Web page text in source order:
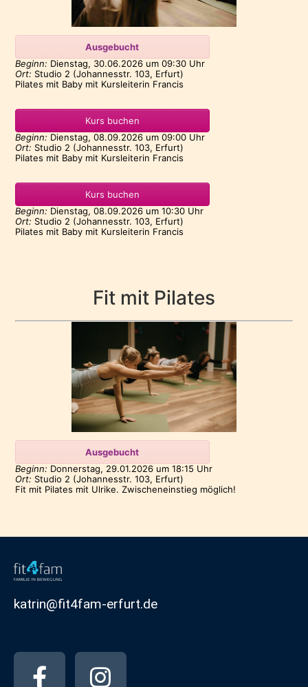
Ausgebucht
Beginn: Dienstag, 30.06.2026 um 09:30 Uhr
Ort: Studio 2 (Johannesstr. 103, Erfurt)
Pilates mit Baby mit Kursleiterin Francis
Kurs buchen
Beginn: Dienstag, 08.09.2026 um 09:00 Uhr
Ort: Studio 2 (Johannesstr. 103, Erfurt)
Pilates mit Baby mit Kursleiterin Francis
Kurs buchen
Beginn: Dienstag, 08.09.2026 um 10:30 Uhr
Ort: Studio 2 (Johannesstr. 103, Erfurt)
Pilates mit Baby mit Kursleiterin Francis
Fit mit Pilates
Ausgebucht
Beginn: Donnerstag, 29.01.2026 um 18:15 Uhr
Ort: Studio 2 (Johannesstr. 103, Erfurt)
Fit mit Pilates mit Ulrike. Zwischeneinstieg möglich!
katrin@fit4fam-erfurt.de